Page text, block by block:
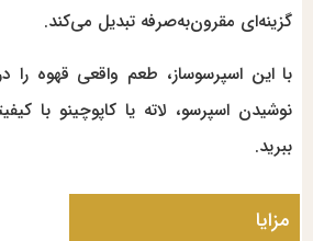
گزینه‌ای مقرون‌به‌صرفه تبدیل می‌کند.
با این اسپرسوساز، طعم واقعی قهوه را
نوشیدن اسپرسو، لاته یا کاپوچینو با
ببرید.
مزایا